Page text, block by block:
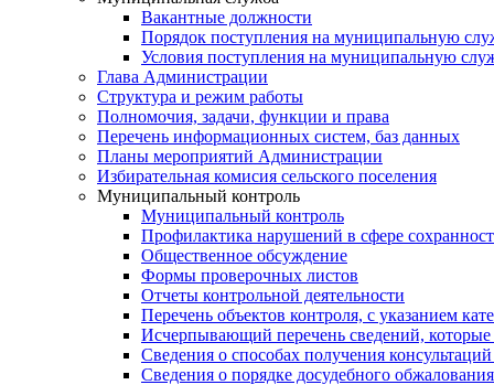
Вакантные должности
Порядок поступления на муниципальную
Условия поступления на муниципальную
Глава Администрации
Структура и режим работы
Полномочия, задачи, функции и права
Перечень информационных систем, баз данных
Планы мероприятий Администрации
Избирательная комисия сельского поселения
Муниципальный контроль
Муниципальный контроль
Профилактика нарушений в сфере
Общественное обсуждение
Формы проверочных листов
Отчеты контрольной деятельности
Перечень объектов контроля, с указанием
Исчерпывающий перечень сведений,
Сведения о способах получения
Сведения о порядке досудебного